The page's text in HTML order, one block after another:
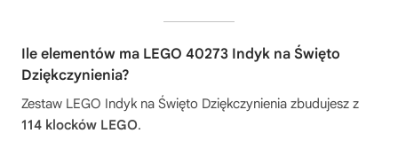
Ile elementów ma LEGO 40273 Indyk na Święto
Dziękczynienia?
Zestaw LEGO Indyk na Święto Dziękczynienia zbudujesz z
114 klocków LEGO.